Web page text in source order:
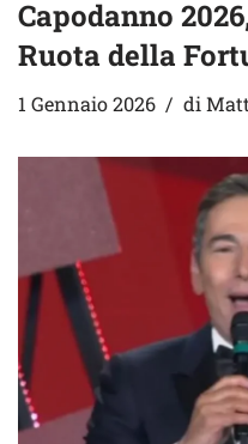
Capodanno
Ruota della
1 Gennaio 2026 di